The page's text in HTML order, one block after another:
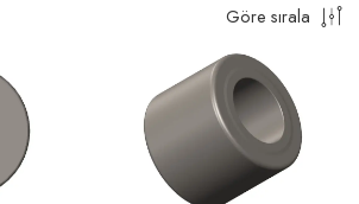
Göre sırala